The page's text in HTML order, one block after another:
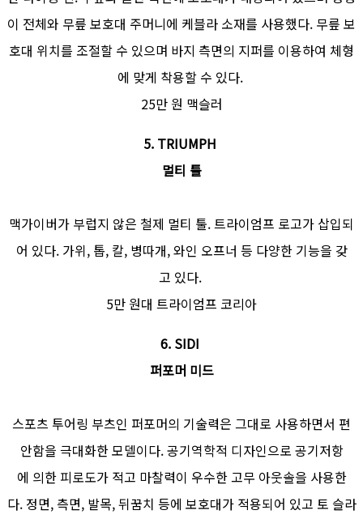
이 전체와 무릎 보호대 주머니에 케블라 소재를 사용했다. 무릎 보
호대 위치를 조절할 수 있으며 바지 측면의 지퍼를 이용하여 체형
에 맞게 착용할 수 있다.
25만 원 맥슬러
5. TRIUMPH
멀티 툴
맥가이버가 부럽지 않은 철제 멀티 툴. 트라이엄프 로고가 삽입되
어 있다. 가위, 톱, 칼, 병따개, 와인 오프너 등 다양한 기능을 갖
고 있다.
5만 원대 트라이엄프 코리아
6. SIDI
퍼포머 미드
스포츠 투어링 부츠인 퍼포머의 기술력은 그대로 사용하면서 편
안함을 극대화한 모델이다. 공기역학적 디자인으로 공기저항
에 의한 피로도가 적고 마찰력이 우수한 고무 아웃솔을 사용한
다. 정면, 측면, 발목, 뒤꿈치 등에 보호대가 적용되어 있고 토 슬라